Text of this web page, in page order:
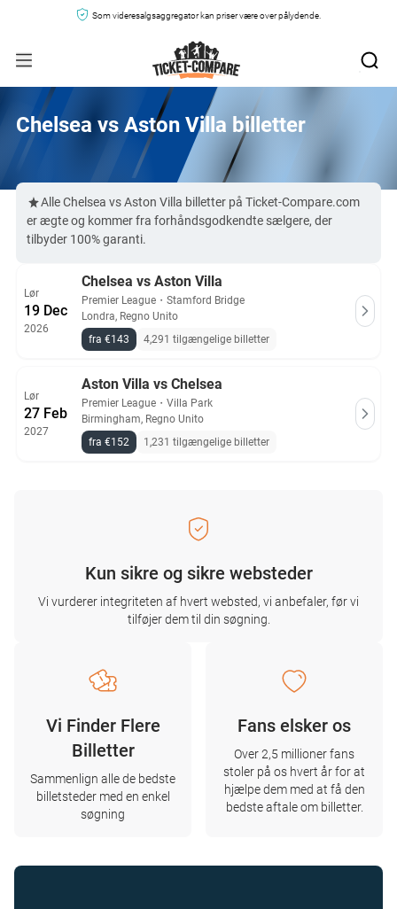
Som videresalgsaggregator kan priser være over pålydende.
Chelsea vs Aston Villa billetter
Alle Chelsea vs Aston Villa billetter på Ticket-Compare.com
er ægte og kommer fra forhåndsgodkendte sælgere, der
tilbyder 100% garanti.
Lør
19 Dec
2026
Chelsea vs Aston Villa
Premier League ・ Stamford Bridge
Londra, Regno Unito
fra €143
4,291 tilgængelige billetter
Lør
27 Feb
2027
Aston Villa vs Chelsea
Premier League ・ Villa Park
Birmingham, Regno Unito
fra €152
1,231 tilgængelige billetter
Kun sikre og sikre websteder
Vi vurderer integriteten af ​​hvert websted, vi anbefaler, før vi
tilføjer dem til din søgning.
Vi Finder Flere
Billetter
Sammenlign alle de bedste
billetsteder med en enkel
søgning
Fans elsker os
Over 2,5 millioner fans
stoler på os hvert år for at
hjælpe dem med at få den
bedste aftale om billetter.